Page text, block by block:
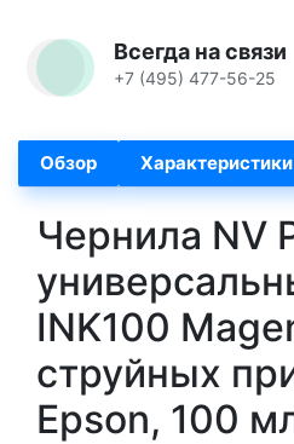
Всегда на связи
+7 (495) 477-56-25
Обзор Характеристики
Чернила NV
INK100
струйных
Epson, 100